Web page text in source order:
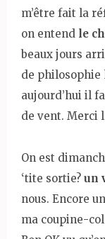
m’être fait la
on entend le
beaux jours
de philosophie
aujourd’hui il
de vent. Merci
On est
‘tite sortie? un
nous. Encore
ma coupine-